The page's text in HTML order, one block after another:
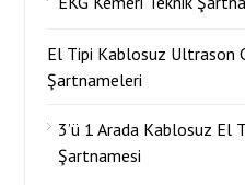
El Tipi Kablosuz Ultrason
Şartnameleri
3’ü 1 Arada Kablosuz El
Şartnamesi